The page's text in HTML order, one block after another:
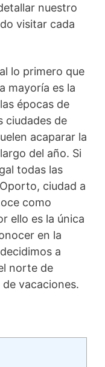
nuestro
visitar cada
lo primero que
mayoría es la
épocas de
ciudades de
acaparar la
del año. Si
todas las
ciudad a
como
ello es la única
en la
a
norte de
vacaciones.